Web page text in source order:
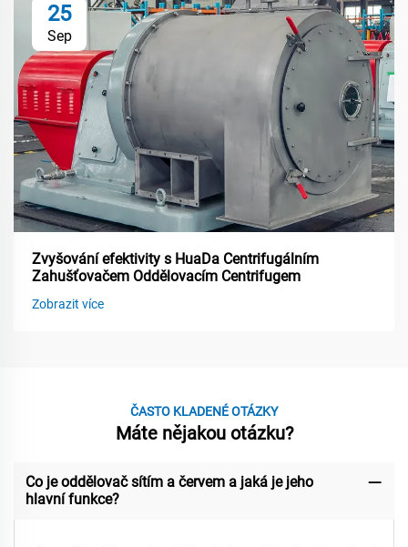
25
Sep
Zvyšování efektivity s HuaDa Centrifugálním
Zahušťovačem Oddělovacím Centrifugem
Zobrazit více
ČASTO KLADENÉ OTÁZKY
Máte nějakou otázku?
Co je oddělovač sítím a červem a jaká je jeho
hlavní funkce?